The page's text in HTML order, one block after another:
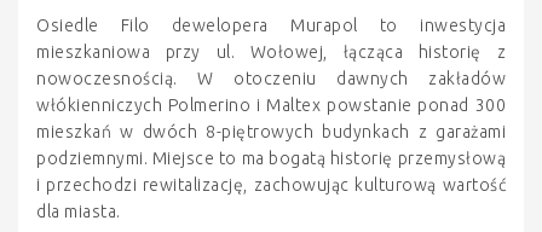
Osiedle Filo dewelopera Murapol to inwestycja
mieszkaniowa przy ul. Wołowej, łącząca historię z
nowoczesnością. W otoczeniu dawnych zakładów
włókienniczych Polmerino i Maltex powstanie ponad 300
mieszkań w dwóch 8-piętrowych budynkach z garażami
podziemnymi. Miejsce to ma bogatą historię przemysłową
i przechodzi rewitalizację, zachowując kulturową wartość
dla miasta.